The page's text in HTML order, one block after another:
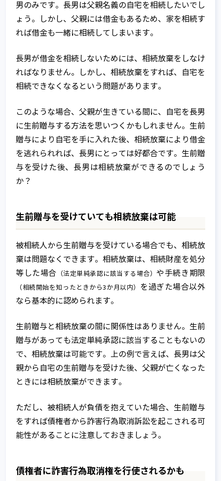
男のみです。長男は父親名義の自宅を相続したいでし
ょう。しかし、父親には借金もあるため、家を相続す
れば借金も一緒に相続してしまいます。
長男が借金を相続しないためには、相続放棄をしなけ
ればなりません。しかし、相続放棄をすれば、自宅を
相続できなくなるという問題があります。
このような場合、父親が生きている間に、自宅を長男
に生前贈与する方法を思いつくかもしれません。生前
贈与により自宅を手に入れた後、相続放棄により借金
を逃れられれば、長男にとっては好都合です。生前贈
与を受けた後、長男は相続放棄ができるのでしょう
か？
生前贈与を受けていても相続放棄は可能
被相続人から生前贈与を受けている場合でも、相続放
棄は問題なくできます。相続放棄は、相続財産を処分
等した場合 （法定単純承認に該当する場合）や手続き期限
（相続開始を知ったときから3か月以内）
を過ぎた場合以外
なら基本的に認められます。
生前贈与と相続放棄の間に関係性はありません。生前
贈与があっても法定単純承認に該当することもないの
で、相続放棄は可能です。上の例で言えば、長男は父
親から自宅の生前贈与を受けた後、父親が亡くなった
ときには相続放棄ができます。
ただし、被相続人が負債を抱えていた場合、生前贈与
をすれば債権者から詐害行為取消訴訟を起こされる可
能性があることに注意しておきましょう。
債権者に詐害行為取消権を行使されるかも